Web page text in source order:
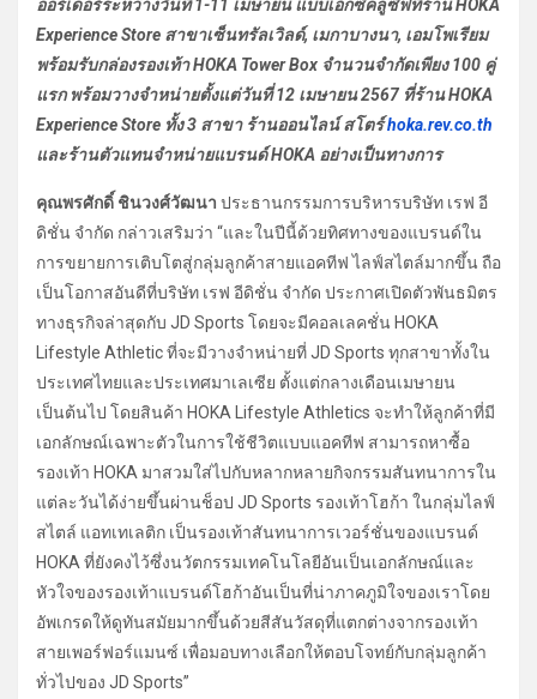
ออร์เดอร์ระหว่างวันที่ 1-11 เมษายน แบบเอ็กซ์คลูซีฟที่ร้าน HOKA
Experience Store สาขาเซ็นทรัลเวิลด์, เมกาบางนา, เอมโพเรียม
พร้อมรับกล่องรองเท้า HOKA Tower Box จำนวนจำกัดเพียง 100 คู่
แรก พร้อมวางจำหน่ายตั้งแต่วันที่ 12 เมษายน 2567 ที่ร้าน HOKA
Experience Store ทั้ง 3 สาขา ร้านออนไลน์ สโตร์hoka.rev.co.th
และร้านตัวแทนจำหน่ายแบรนด์ HOKA อย่างเป็นทางการ
คุณพรศักดิ์ ชินวงศ์วัฒนา ประธานกรรมการบริหารบริษัท เรฟ อี
ดิชั่น จำกัด กล่าวเสริมว่า “และในปีนี้ด้วยทิศทางของแบรนด์ใน
การขยายการเติบโตสู่กลุ่มลูกค้าสายแอคทีฟ ไลฟ์สไตล์มากขึ้น ถือ
เป็นโอกาสอันดีที่บริษัท เรฟ อีดิชั่น จำกัด ประกาศเปิดตัวพันธมิตร
ทางธุรกิจล่าสุดกับ JD Sports โดยจะมีคอลเลคชั่น HOKA
Lifestyle Athletic ที่จะมีวางจำหน่ายที่ JD Sports ทุกสาขาทั้งใน
ประเทศไทยและประเทศมาเลเซีย ตั้งแต่กลางเดือนเมษายน
เป็นต้นไป โดยสินค้า HOKA Lifestyle Athletics จะทำให้ลูกค้าที่มี
เอกลักษณ์เฉพาะตัวในการใช้ชีวิตแบบแอคทีฟ สามารถหาซื้อ
รองเท้า HOKA มาสวมใส่ไปกับหลากหลายกิจกรรมสันทนาการใน
แต่ละวันได้ง่ายขึ้นผ่านช็อป JD Sports รองเท้าโฮก้า ในกลุ่มไลฟ์
สไตล์ แอทเทเลติก เป็นรองเท้าสันทนาการเวอร์ชั่นของแบรนด์
HOKA ที่ยังคงไว้ซึ่งนวัตกรรมเทคโนโลยีอันเป็นเอกลักษณ์และ
หัวใจของรองเท้าแบรนด์โฮก้าอันเป็นที่น่าภาคภูมิใจของเราโดย
อัพเกรดให้ดูทันสมัยมากขึ้นด้วยสีสันวัสดุที่แตกต่างจากรองเท้า
สายเพอร์ฟอร์แมนซ์ เพื่อมอบทางเลือกให้ตอบโจทย์กับกลุ่มลูกค้า
ทั่วไปของ JD Sports”